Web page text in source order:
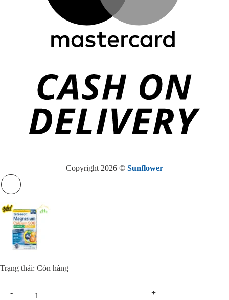
Copyright 2026 © Sunflower
Trạng thái: Còn hàng